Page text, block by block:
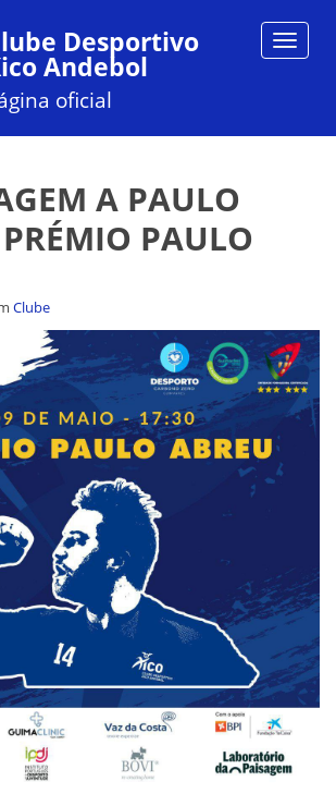
Toggle
Desportivo
Andebol
oficial
A PAULO
PAULO
Clube